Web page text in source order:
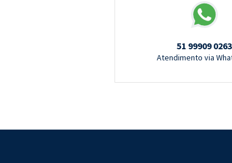
51 99909 0263
Atendimento via